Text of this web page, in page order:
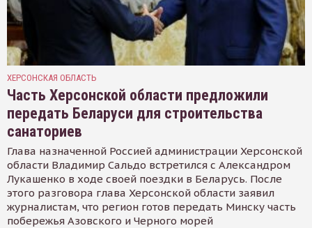
ХЕРСОНСКАЯ ОБЛАСТЬ
Часть Херсонской области предложили
передать Беларуси для строительства
санаториев
Глава назначенной Россией администрации Херсонской
области Владимир Сальдо встретился с Александром
Лукашенко в ходе своей поездки в Беларусь. После
этого разговора глава Херсонской области заявил
журналистам, что регион готов передать Минску часть
побережья Азовского и Черного морей